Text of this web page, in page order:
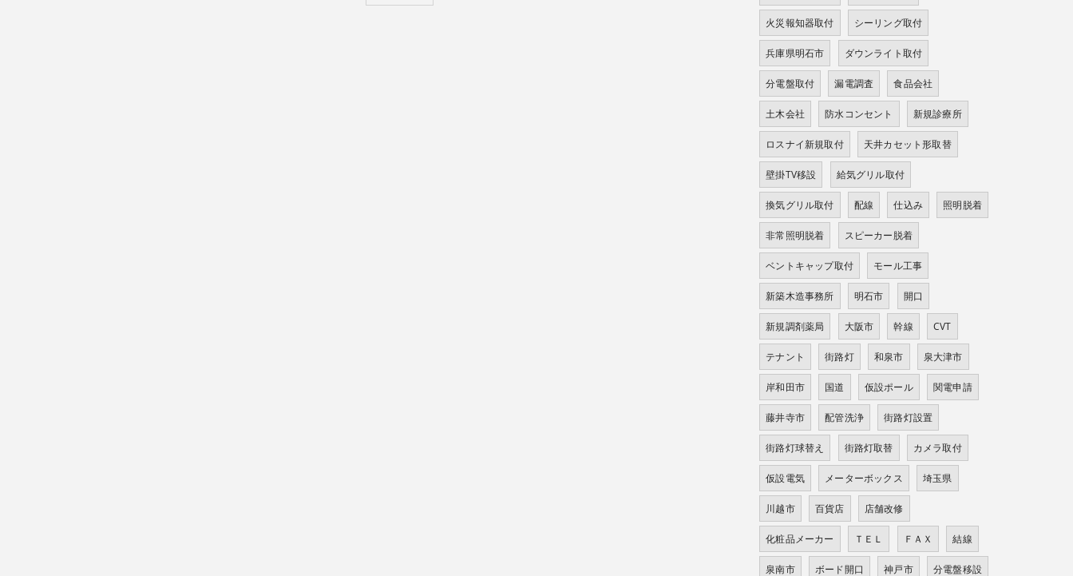
火災報知器取付 シーリング取付
兵庫県明石市 ダウンライト取付
分電盤取付 漏電調査 食品会社
土木会社 防水コンセント 新規診療所
ロスナイ新規取付 天井カセット形取替
壁掛TV移設 給気グリル取付
換気グリル取付 配線 仕込み 照明脱着
非常照明脱着 スピーカー脱着
ベントキャップ取付 モール工事
新築木造事務所 明石市 開口
新規調剤薬局 大阪市 幹線 CVT
テナント 街路灯 和泉市 泉大津市
岸和田市 国道 仮設ポール 関電申請
藤井寺市 配管洗浄 街路灯設置
街路灯球替え 街路灯取替 カメラ取付
仮設電気 メーターボックス 埼玉県
川越市 百貨店 店舗改修
化粧品メーカー ＴＥＬ ＦＡＸ 結線
泉南市 ボード開口 神戸市 分電盤移設